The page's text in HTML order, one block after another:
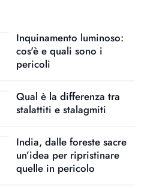
Inquinamento luminoso:
cos'è e quali sono i
pericoli
Qual è la differenza tra
stalattiti e stalagmiti
India, dalle foreste sacre
un’idea per ripristinare
quelle in pericolo